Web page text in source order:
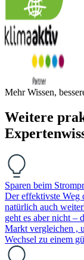
Mehr Wissen,
Weitere
Sparen beim
Der effektivste Weg
natürlich auch
geht es aber nicht –
Markt vergleichen ,
Wechsel zu einem